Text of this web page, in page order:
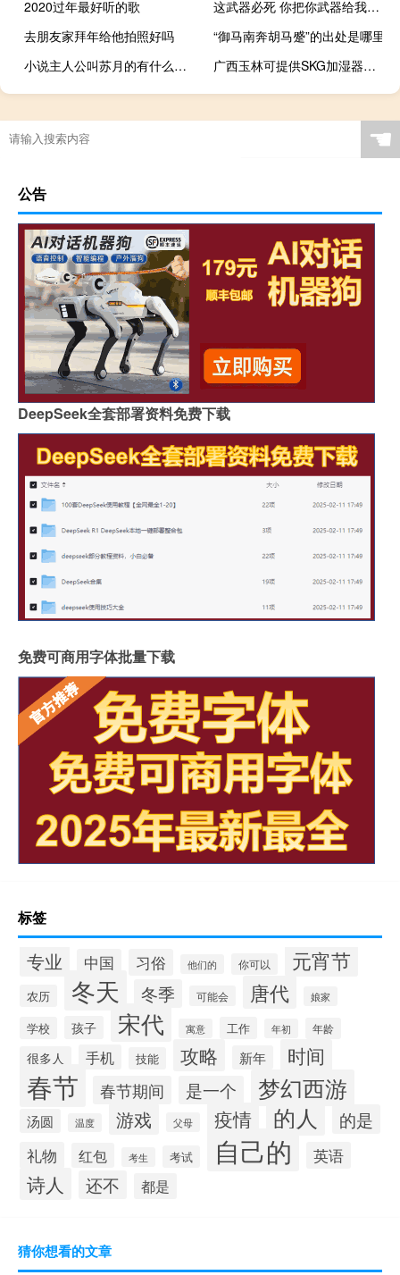
2020过年最好听的歌
这武器必死 你把你武器给我交了什么梗
去朋友家拜年给他拍照好吗
“御马南奔胡马蹙”的出处是哪里
小说主人公叫苏月的有什么小说
广西玉林可提供SKG加湿器维修服务地址在哪
☚
公告
DeepSeek全套部署资料免费下载
免费可商用字体批量下载
标签
专业 中国 习俗 他们的 你可以 元宵节
农历 冬天 冬季 可能会 唐代 娘家
学校 孩子 宋代 寓意 工作 年初 年龄
很多人 手机 技能 攻略 新年 时间
春节 春节期间 是一个 梦幻西游
汤圆 温度 游戏 父母 疫情 的人 的是
礼物 红包 考生 考试 自己的 英语
诗人 还不 都是
猜你想看的文章